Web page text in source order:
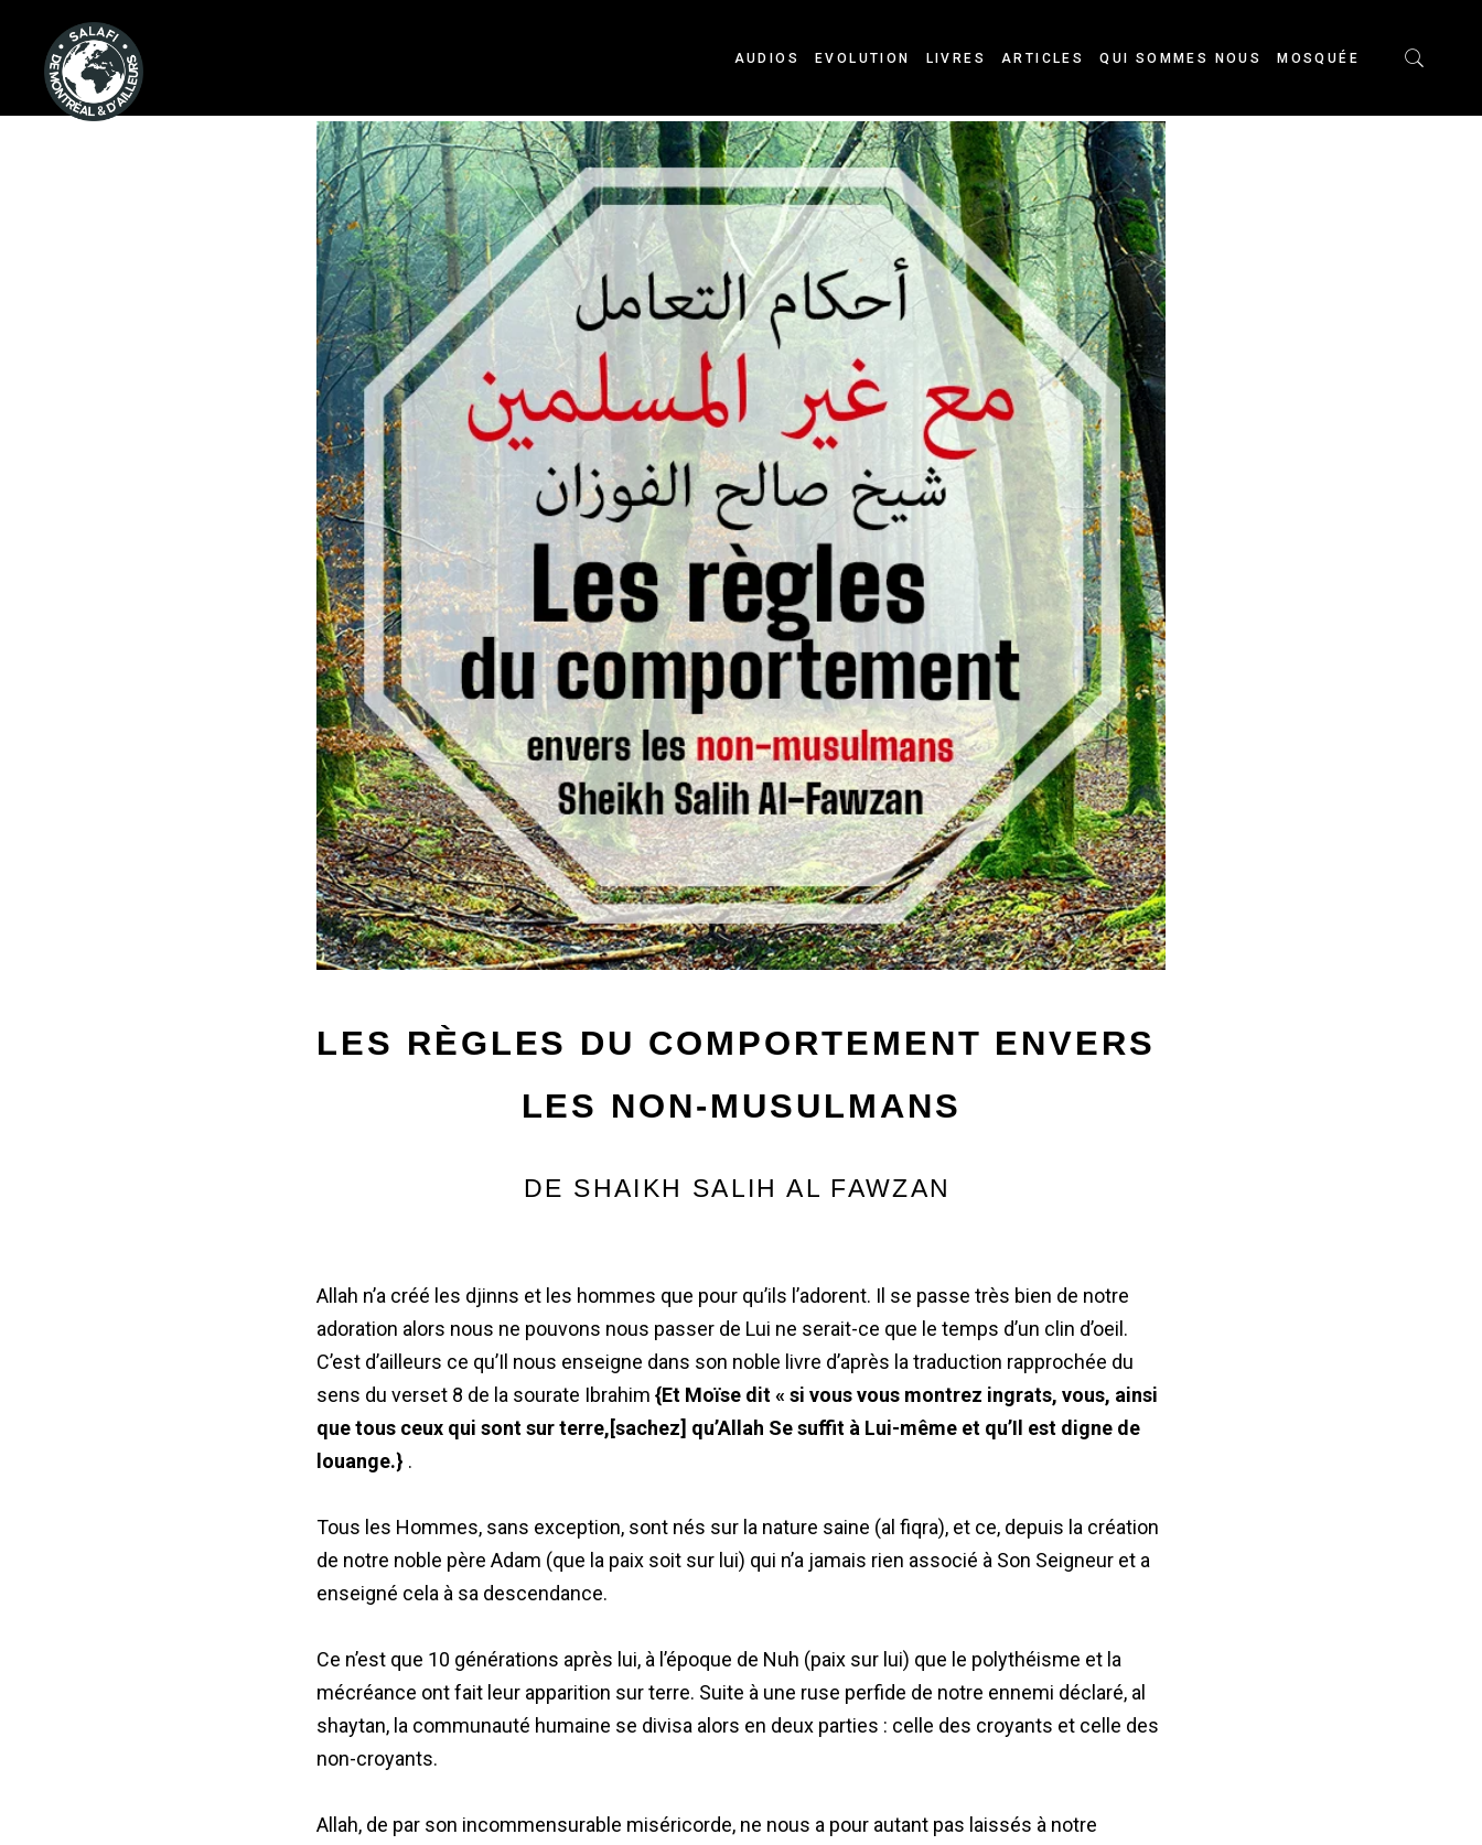
AUDIOS EVOLUTION LIVRES ARTICLES QUI SOMMES NOUS MOSQUÉE
LES RÈGLES DU COMPORTEMENT ENVERS
LES NON-MUSULMANS
DE SHAIKH SALIH AL FAWZAN
Allah n’a créé les djinns et les hommes que pour qu’ils l’adorent. Il se passe très bien de notre
adoration alors nous ne pouvons nous passer de Lui ne serait-ce que le temps d’un clin d’oeil.
C’est d’ailleurs ce qu’Il nous enseigne dans son noble livre d’après la traduction rapprochée du
sens du verset 8 de la sourate Ibrahim {Et Moïse dit « si vous vous montrez ingrats, vous, ainsi
que tous ceux qui sont sur terre,[sachez] qu’Allah Se suffit à Lui-même et qu’Il est digne de
louange.} .
Tous les Hommes, sans exception, sont nés sur la nature saine (al fiqra), et ce, depuis la création
de notre noble père Adam (que la paix soit sur lui) qui n’a jamais rien associé à Son Seigneur et a
enseigné cela à sa descendance.
Ce n’est que 10 générations après lui, à l’époque de Nuh (paix sur lui) que le polythéisme et la
mécréance ont fait leur apparition sur terre. Suite à une ruse perfide de notre ennemi déclaré, al
shaytan, la communauté humaine se divisa alors en deux parties : celle des croyants et celle des
non-croyants.
Allah, de par son incommensurable miséricorde, ne nous a pour autant pas laissés à notre